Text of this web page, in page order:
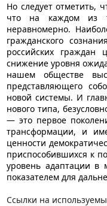
Но следует отметить,
что на каждом из
неравномерно.
гражданского
российских
снижение уровня
нашем обществе
представляющего
новой системы. И
нового типа,
— это первое
трансформации, и
ценности
приспособившихся к
уровень адаптации в
показателем для
Ссылки на